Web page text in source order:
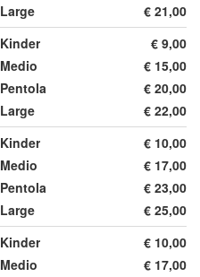
Large
€ 21,00
Kinder
€ 9,00
Medio
€ 15,00
Pentola
€ 20,00
Large
€ 22,00
Kinder
€ 10,00
Medio
€ 17,00
Pentola
€ 23,00
Large
€ 25,00
Kinder
€ 10,00
Medio
€ 17,00